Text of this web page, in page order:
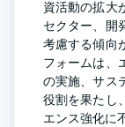
資活動の拡大
セクター、開
考慮する傾向
フォームは、
の実施、サス
役割を果たし
エンス強化に